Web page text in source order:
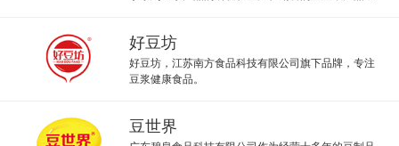
好豆坊
好豆坊，江苏南方食品科技有限公司旗下品牌，专注
豆浆健康食品。
豆世界